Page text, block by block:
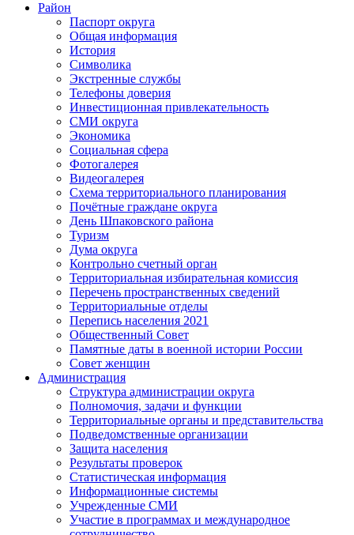
Район
Паспорт округа
Общая информация
История
Символика
Экстренные службы
Телефоны доверия
Инвестиционная привлекательность
СМИ округа
Экономика
Социальная сфера
Фотогалерея
Видеогалерея
Схема территориального планирования
Почётные граждане округа
День Шпаковского района
Туризм
Дума округа
Контрольно счетный орган
Территориальная избирательная комиссия
Перечень пространственных сведений
Территориальные отделы
Перепись населения 2021
Общественный Совет
Памятные даты в военной истории России
Совет женщин
Администрация
Структура администрации округа
Полномочия, задачи и функции
Территориальные органы и представительства
Подведомственные организации
Защита населения
Результаты проверок
Статистическая информация
Информационные системы
Учрежденные СМИ
Участие в программах и международное